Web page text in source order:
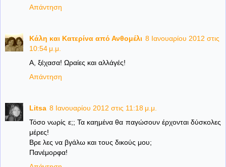
Απάντηση
Κάλη και Κατερίνα από Ανθομέλι 8 Ιανουαρίου 2012 στις
10:54 μ.μ.
Α, ξέχασα! Ωραίες και αλλάγές!
Απάντηση
Litsa 8 Ιανουαρίου 2012 στις 11:18 μ.μ.
Τόσο νωρίς ε;; Τα καημένα θα παγώσουν έρχονται δύσκολες
μέρες!
Βρε λες να βγάλω και τους δικούς μου;
Πανέμορφα!